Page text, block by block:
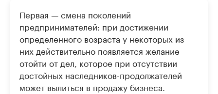
Первая — смена поколений
предпринимателей: при достижении
определенного возраста у некоторых из
них действительно появляется желание
отойти от дел, которое при отсутствии
достойных наследников-продолжателей
может вылиться в продажу бизнеса.